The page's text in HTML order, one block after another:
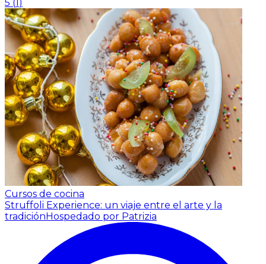
5 ( )
Cursos de cocina
Struffoli Experience: un viaje entre el arte y la
tradiciónHospedado por Patrizia